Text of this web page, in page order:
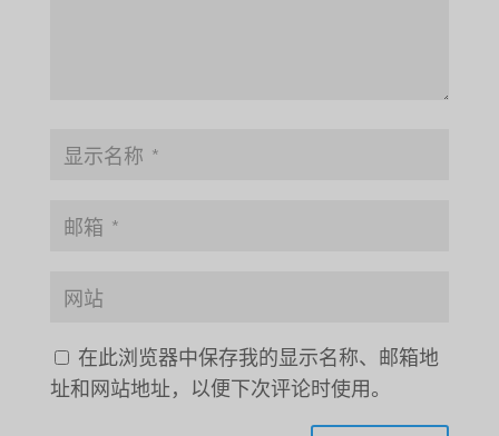
在此浏览器中保存我的显示名称、邮箱地
址和网站地址，以便下次评论时使用。